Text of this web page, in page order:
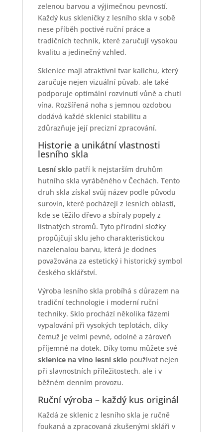
zelenou barvou a výjimečnou pevností.
Každý kus skleničky z lesního skla v sobě
nese příběh poctivé ruční práce a
tradičních technik, které zaručují vysokou
kvalitu a jedinečný vzhled.
Sklenice mají atraktivní tvar kalichu, který
zaručuje nejen vizuální půvab, ale také
podporuje optimální rozvinutí vůně a chuti
vína. Rozšířená noha s jemnou ozdobou
dodává každé sklenici stabilitu a
zdůrazňuje její precizní zpracování.
Historie a unikátní vlastnosti
lesního skla
Lesní sklo patří k nejstarším druhům
hutního skla vyráběného v Čechách. Tento
druh skla získal svůj název podle původu
surovin, které pocházejí z lesních oblastí,
kde se těžilo dřevo a sbíraly popely z
listnatých stromů. Tyto přírodní složky
propůjčují sklu jeho charakteristickou
nazelenalou barvu, která je dodnes
považována za estetický i historický symbol
českého sklářství.
Výroba lesního skla probíhá s důrazem na
tradiční technologie i moderní ruční
techniky. Sklo prochází několika fázemi
vypalování při vysokých teplotách, díky
čemuž je velmi pevné, odolné a zároveň
příjemné na dotek. Díky tomu můžete své
sklenice na víno lesní sklo používat nejen
při slavnostních příležitostech, ale i v
běžném denním provozu.
Ruční výroba – každý kus originál
Každá ze sklenic z lesního skla je ručně
foukaná a zpracovaná zkušenými skláři v